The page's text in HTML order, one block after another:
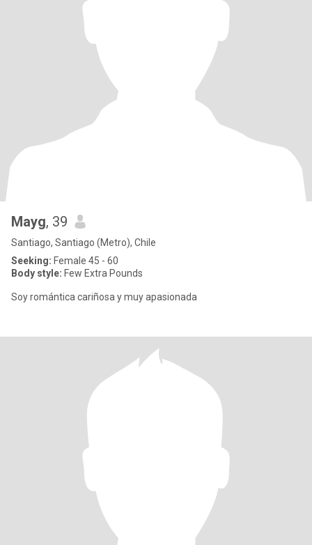
Mayg, 39
Santiago, Santiago (Metro), Chile
Seeking: Female 45 - 60
Body style: Few Extra Pounds
Soy romántica cariñosa y muy apasionada